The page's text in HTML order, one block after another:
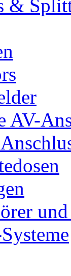
&
AV-